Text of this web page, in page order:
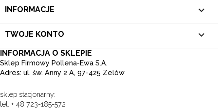
INFORMACJE 
TWOJE KONTO 
INFORMACJA O SKLEPIE
Sklep Firmowy Pollena-Ewa S.A.
Adres: ul. św. Anny 2 A, 97-425 Zelów
sklep stacjonarny:
tel.:+ 48 723-185-572